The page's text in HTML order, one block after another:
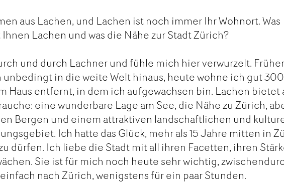
aus Lachen, und Lachen ist noch immer Ihr Wohnort. Was
Lachen und was die Nähe zur Stadt Zürich?
und durch Lachner und fühle mich hier verwurzelt. Früher
unbedingt in die weite Welt hinaus, heute wohne ich gut 300
Haus entfernt, in dem ich aufgewachsen bin. Lachen bietet
eine wunderbare Lage am See, die Nähe zu Zürich,
Bergen und einem attraktiven landschaftlichen und
Ich hatte das Glück, mehr als 15 Jahre mitten in
dürfen. Ich liebe die Stadt mit all ihren Facetten, ihren
Sie ist für mich noch heute sehr wichtig,
nach Zürich, wenigstens für ein paar Stunden.